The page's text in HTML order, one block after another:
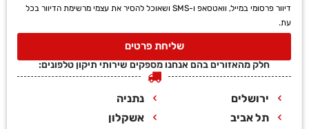
דיוור פרסומי במייל, וואטסאפ ו-SMS ושאוכל להסיר את עצמי מרשימת הדיוור בכל
עת.
שליחת פרטים
חלק מהאזורים בהם אנחנו מספקים שירותי תיקון טלפונים:
ירושלים
תל אביב
נתניה
אשקלון